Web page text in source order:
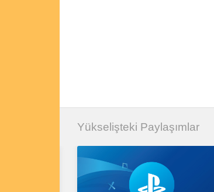
Yükselişteki Paylaşımlar